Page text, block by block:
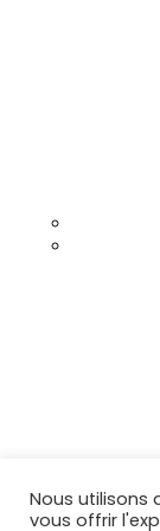
Nous utilisons
vous offrir